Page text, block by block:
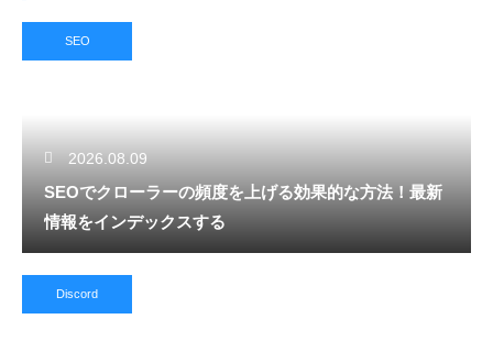
SEO
2026.08.09
SEOでクローラーの頻度を上げる効果的な方法！最新
情報をインデックスする
Discord